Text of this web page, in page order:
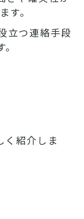
す。
立つ連絡手段
く紹介しま